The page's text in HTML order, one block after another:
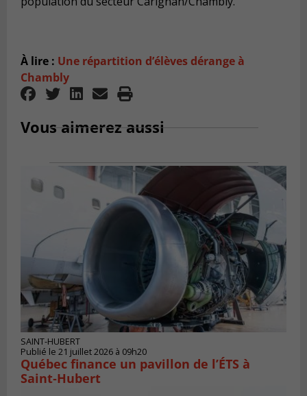
À lire : Une répartition d’élèves dérange à
Chambly
Vous aimerez aussi
SAINT-HUBERT
Publié le 21 juillet 2026 à 09h20
Québec finance un pavillon de l’ÉTS à
Saint‑Hubert